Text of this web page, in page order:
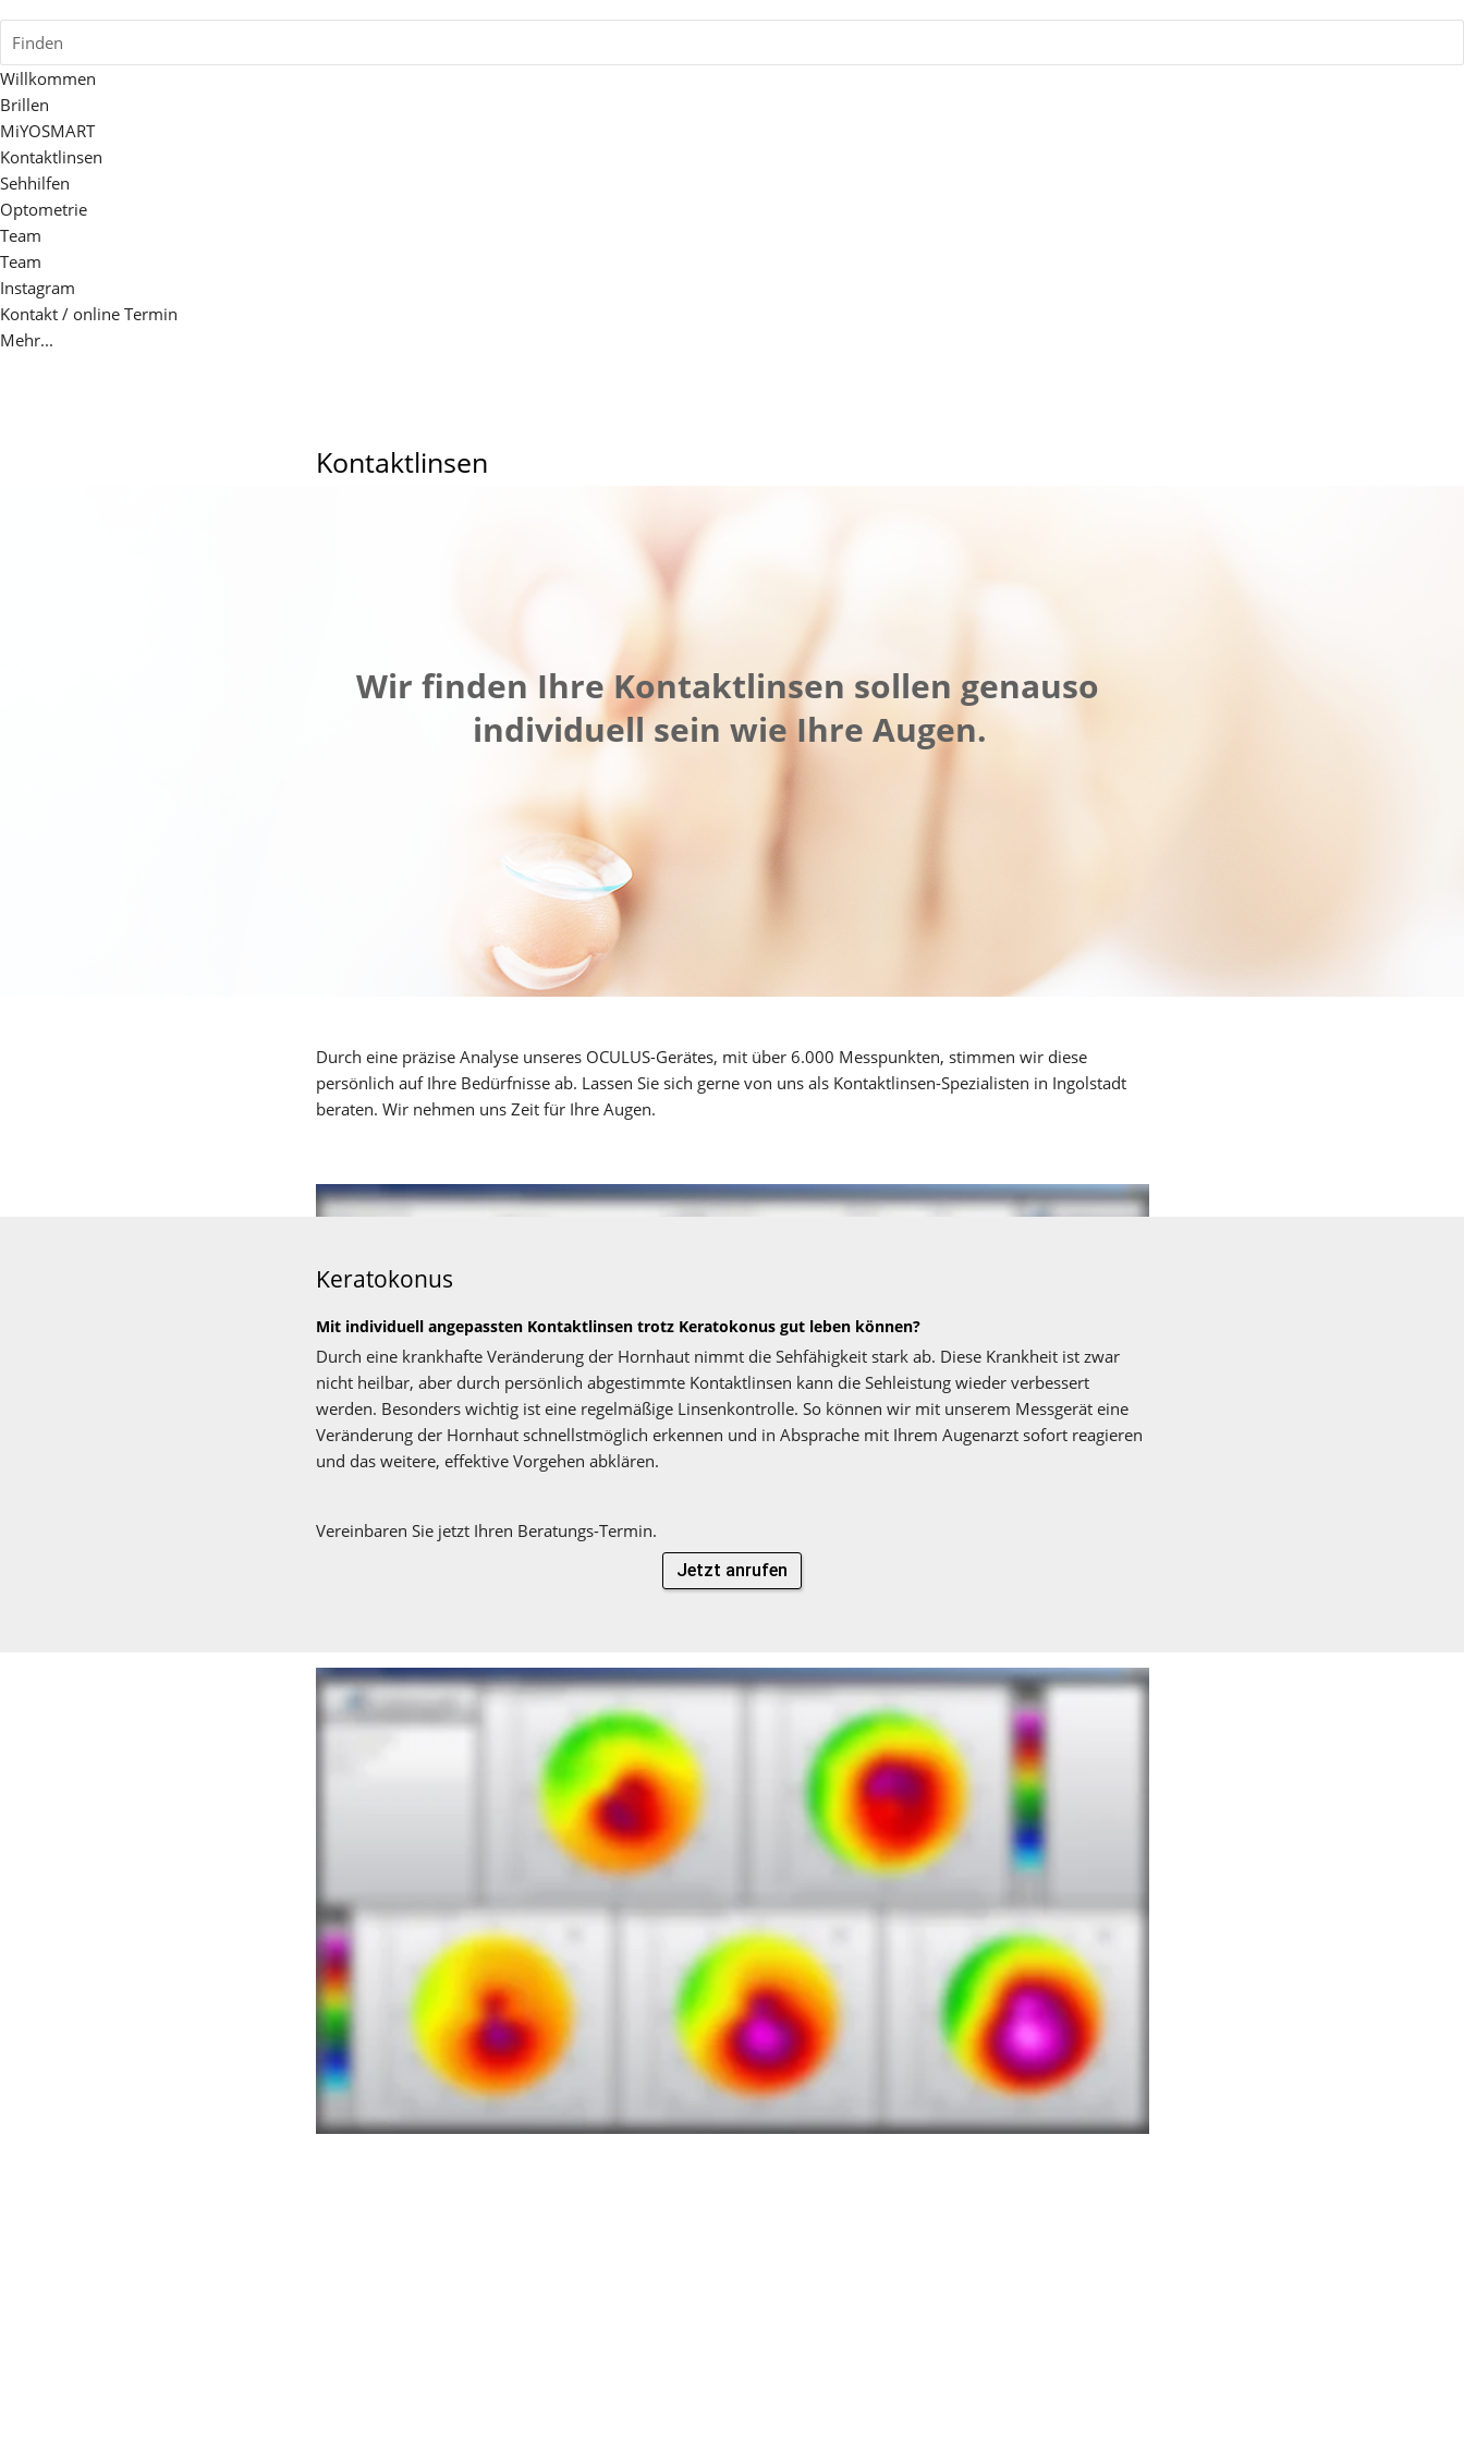
Finden
Willkommen
Brillen
MiYOSMART
Kontaktlinsen
Sehhilfen
Optometrie
Team
Team
Instagram
Kontakt / online Termin
Mehr...
Kontaktlinsen
Wir finden Ihre Kontaktlinsen sollen genauso
individuell sein wie Ihre Augen.
Durch eine präzise Analyse unseres OCULUS-Gerätes, mit über 6.000 Messpunkten, stimmen wir diese
persönlich auf Ihre Bedürfnisse ab. Lassen Sie sich gerne von uns als Kontaktlinsen-Spezialisten in Ingolstadt
beraten. Wir nehmen uns Zeit für Ihre Augen.
Bildquelle: OCULUS Optikgeräte GmbH
Keratokonus
Mit individuell angepassten Kontaktlinsen trotz Keratokonus gut leben können?
Durch eine krankhafte Veränderung der Hornhaut nimmt die Sehfähigkeit stark ab. Diese Krankheit ist zwar
nicht heilbar, aber durch persönlich abgestimmte Kontaktlinsen kann die Sehleistung wieder verbessert
werden. Besonders wichtig ist eine regelmäßige Linsenkontrolle. So können wir mit unserem Messgerät eine
Veränderung der Hornhaut schnellstmöglich erkennen und in Absprache mit Ihrem Augenarzt sofort reagieren
und das weitere, effektive Vorgehen abklären.
Vereinbaren Sie jetzt Ihren Beratungs-Termin.
Jetzt anrufen
Bildquelle: OCULUS Optikgeräte GmbH